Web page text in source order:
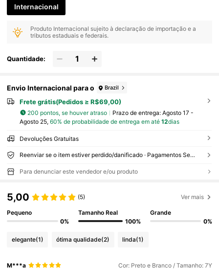
Internacional
Produto Internacional sujeito à declaração de importação e a
tributos estaduais e federais.
Quantidade:
Envio Internacional para o Brazil
Frete grátis(Pedidos ≥ R$69,00)
200 pontos, se houver atraso Prazo de entrega: Agosto 17 -
Agosto 25, 60% de probabilidade de entrega em até 12dias
Devoluções Gratuitas
Reenviar se o item estiver perdido/danificado · Pagamentos Seguros · Proteção de privacidade
Para denunciar este vendedor e/ou produto
5,00 (5) Ver mais
Pequeno
0%
Tamanho Real
100%
Grande
0%
elegante(1) ótima qualidade(2) linda(1)
M***a Cor: Preto e Branco / Tamanho: 7Y